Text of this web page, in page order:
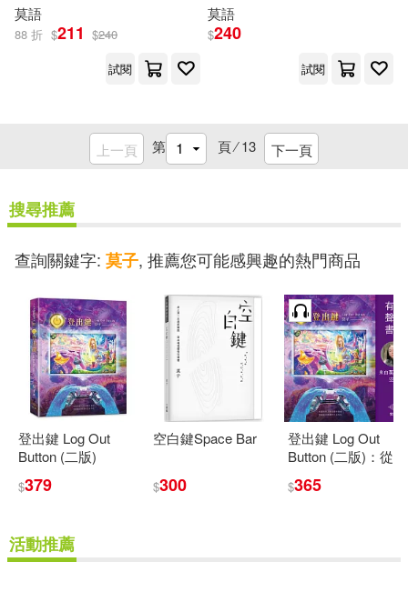
漫畫:小龍(1)
潔西卡薩‧巴格利(1)
王俊(1) 王姿懿(1)
王明智(1)
王明智、陳瑞君、陳建佑、王盈
彬、黃守宏、劉玉文、劉又銘、蔡
榮裕(1)
王曉冉(1) 王育松(1)
王茹萱(1) 王西強(1)
王覺眠(1)
莫語
88 折 $211 $240
試閱
莫語
$240
試閱
上一頁 第 頁 ⁄13 下一頁
搜尋推薦
查詢關鍵字: 莫子, 推薦您可能感興趣的熱門商品
登出鍵 Log Out
Button (二版)
$379
空白鍵Space Bar
$300
登出鍵 Log Out
Button (二版)：從虛
出 回到徹底圓滿的
$365
活動推薦